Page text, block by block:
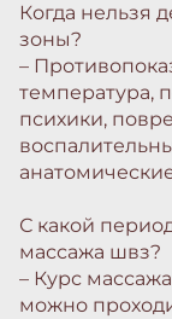
Когда нельзя
зоны?
–
температура,
психики,
С какой
массажа швз?
– Курс
можно